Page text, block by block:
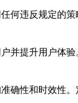
何违反规定的
并提升用户体
确性和时效性